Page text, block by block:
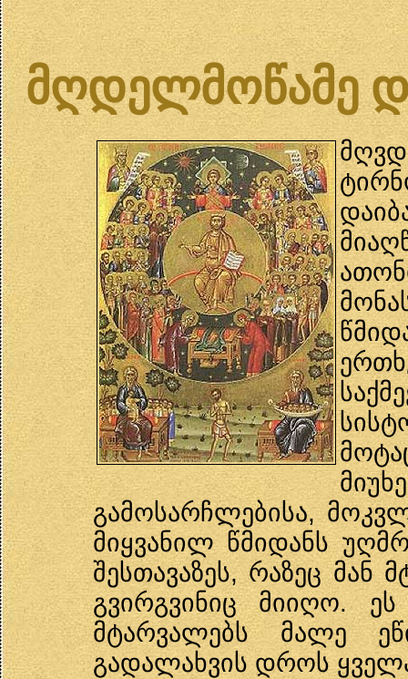
მღდელმოწამე
გამოსარჩლებისა,
მიყვანილ წმიდანს
შესთავაზეს, რაზეც მან
გვირგვინიც მიიღო.
მტარვალებს მალე
გადალახვის დროს